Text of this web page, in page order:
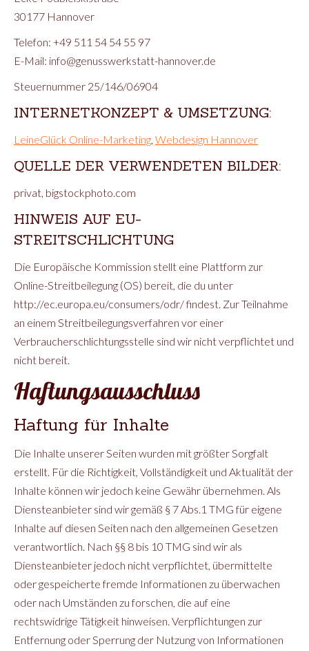
30177 Hannover
Telefon: +49 511 54 54 55 97
E-Mail: info@genusswerkstatt-hannover.de
Steuernummer 25/146/06904
INTERNETKONZEPT & UMSETZUNG:
LeineGlück Online-Marketing, Webdesign Hannover
QUELLE DER VERWENDETEN BILDER:
privat, bigstockphoto.com
HINWEIS AUF EU-
STREITSCHLICHTUNG
Die Europäische Kommission stellt eine Plattform zur
Online-Streitbeilegung (OS) bereit, die du unter
http://ec.europa.eu/consumers/odr/ findest. Zur Teilnahme
an einem Streitbeilegungsverfahren vor einer
Verbraucherschlichtungsstelle sind wir nicht verpflichtet und
nicht bereit.
Haftungsausschluss
Haftung für Inhalte
Die Inhalte unserer Seiten wurden mit größter Sorgfalt
erstellt. Für die Richtigkeit, Vollständigkeit und Aktualität der
Inhalte können wir jedoch keine Gewähr übernehmen. Als
Diensteanbieter sind wir gemäß § 7 Abs.1 TMG für eigene
Inhalte auf diesen Seiten nach den allgemeinen Gesetzen
verantwortlich. Nach §§ 8 bis 10 TMG sind wir als
Diensteanbieter jedoch nicht verpflichtet, übermittelte
oder gespeicherte fremde Informationen zu überwachen
oder nach Umständen zu forschen, die auf eine
rechtswidrige Tätigkeit hinweisen. Verpflichtungen zur
Entfernung oder Sperrung der Nutzung von Informationen